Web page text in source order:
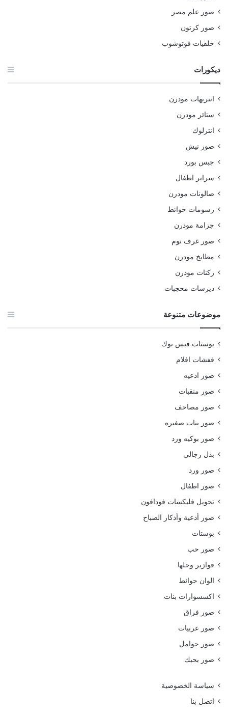
صور علم مصر
صور كرتون
خلفيات فوتوشوب
ديكورات
انتريهات مودرن
ستائر مودرن
انترلوك
صور نيش
جبس بورد
سراير اطفال
صالونات مودرن
رسومات حوائط
جزامة مودرن
صور غرف نوم
مطابخ مودرن
ركنات مودرن
ديرسات محجبات
موضوعات متنوعة
بوستات فيس بوك
قفشات افلام
صور ادعيه
صور منقبات
صور مصاحف
صور بنات صغيره
صور بوكيه ورد
بدل رجالي
صور ورد
صور اطفال
تحويل فليكسات فودافون
صور أدعية وأذكار الصباح
بوستات
صور حب
فوازير وحلها
الوان حوائط
اكسسوارات بنات
صور فراق
صور عربيات
صور حوامل
صور بحبك
سياسة الخصوصية
اتصل بنا